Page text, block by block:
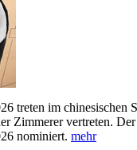
treten im
Zimmerer vertreten.
nominiert. mehr